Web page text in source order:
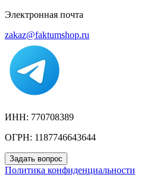
Электронная почта
zakaz@faktumshop.ru
ИНН: 770708389
ОГРН: 1187746643644
Задать вопрос
Политика конфиденциальности